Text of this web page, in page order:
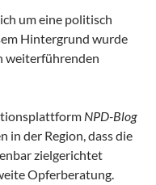
um eine politisch
Hintergrund wurde
weiterführenden
NPD-Blog
in der Region, dass die
zielgerichtet
Opferberatung.